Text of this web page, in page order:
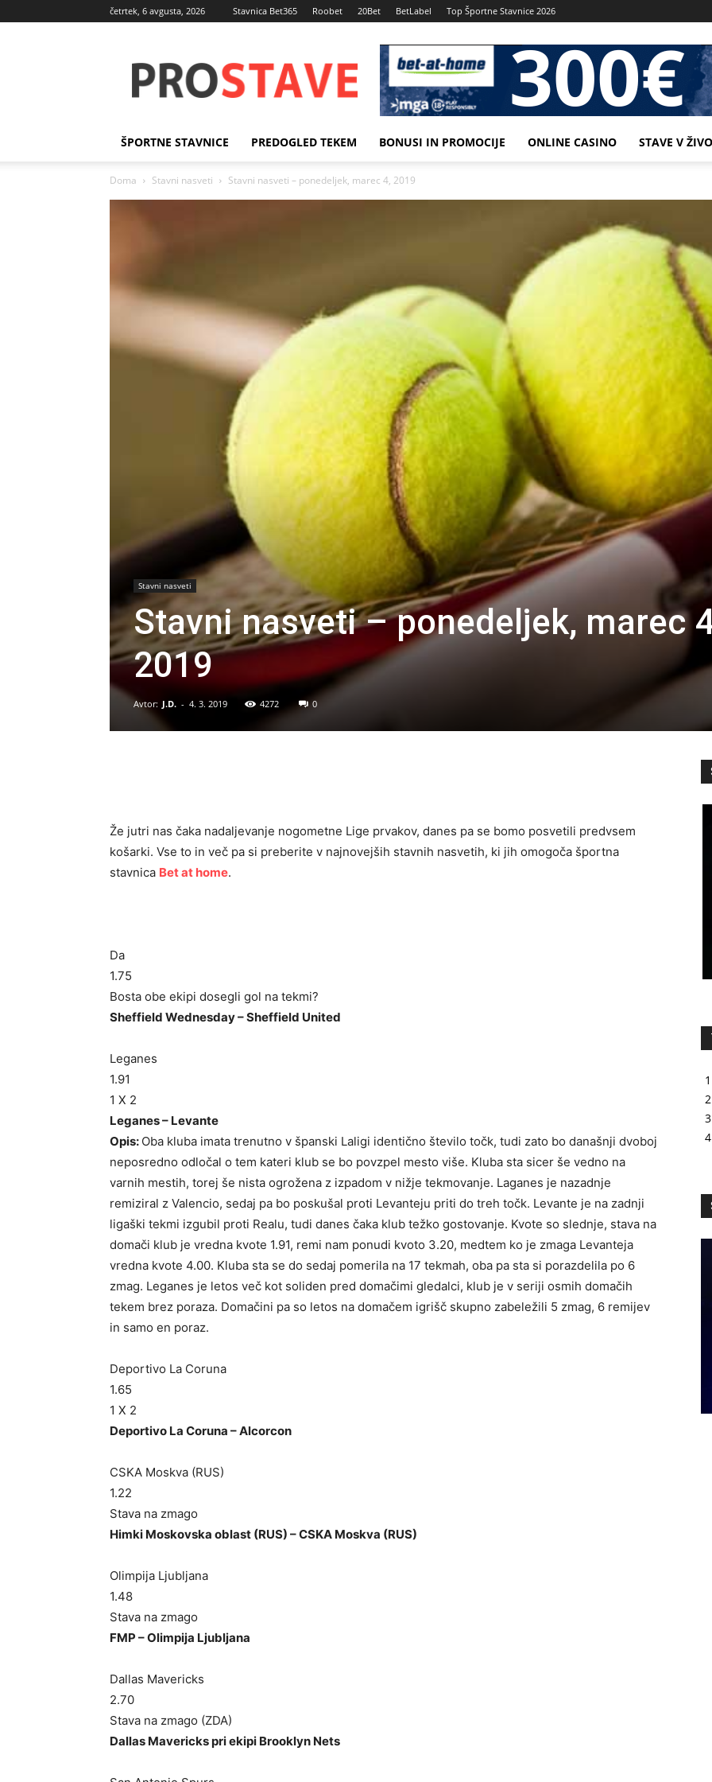
četrtek, 6 avgusta, 2026 Stavnica Bet365 Roobet 20Bet BetLabel Top Športne Stavnice 2026
stave
ŠPORTNE STAVNICE PREDOGLED TEKEM BONUSI IN PROMOCIJE ONLINE CASINO STAVE V ŽIVO
Doma Stavni nasveti Stavni nasveti – ponedeljek, marec 4, 2019
Stavni nasveti
Stavni nasveti – ponedeljek, marec
2019
Avtor: J.D. - 4. 3. 2019 4272 0
Že jutri nas čaka nadaljevanje nogometne Lige prvakov, danes pa se bomo posvetili predvsem
košarki. Vse to in več pa si preberite v najnovejših stavnih nasvetih, ki jih omogoča športna
stavnica Bet at home.
Da
1.75
Bosta obe ekipi dosegli gol na tekmi?
Sheffield Wednesday – Sheffield United
Leganes
1.91
1 X 2
Leganes – Levante
Opis: Oba kluba imata trenutno v španski Laligi identično število točk, tudi zato bo današnji dvoboj
neposredno odločal o tem kateri klub se bo povzpel mesto više. Kluba sta sicer še vedno na
varnih mestih, torej še nista ogrožena z izpadom v nižje tekmovanje. Laganes je nazadnje
remiziral z Valencio, sedaj pa bo poskušal proti Levanteju priti do treh točk. Levante je na zadnji
ligaški tekmi izgubil proti Realu, tudi danes čaka klub težko gostovanje. Kvote so slednje, stava na
domači klub je vredna kvote 1.91, remi nam ponudi kvoto 3.20, medtem ko je zmaga Levanteja
vredna kvote 4.00. Kluba sta se do sedaj pomerila na 17 tekmah, oba pa sta si porazdelila po 6
zmag. Leganes je letos več kot soliden pred domačimi gledalci, klub je v seriji osmih domačih
tekem brez poraza. Domačini pa so letos na domačem igrišč skupno zabeležili 5 zmag, 6 remijev
in samo en poraz.
Deportivo La Coruna
1.65
1 X 2
Deportivo La Coruna – Alcorcon
CSKA Moskva (RUS)
1.22
Stava na zmago
Himki Moskovska oblast (RUS) – CSKA Moskva (RUS)
Olimpija Ljubljana
1.48
Stava na zmago
FMP – Olimpija Ljubljana
Dallas Mavericks
2.70
Stava na zmago (ZDA)
Dallas Mavericks pri ekipi Brooklyn Nets